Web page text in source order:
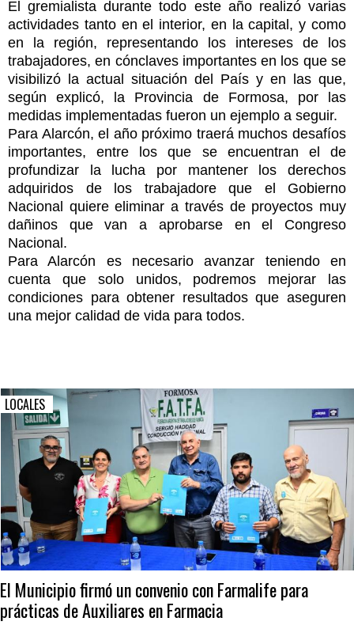
El gremialista durante todo este año realizó varias
actividades tanto en el interior, en la capital, y como
en la región, representando los intereses de los
trabajadores, en cónclaves importantes en los que se
visibilizó la actual situación del País y en las que,
según explicó, la Provincia de Formosa, por las
medidas implementadas fueron un ejemplo a seguir.
Para Alarcón, el año próximo traerá muchos desafíos
importantes, entre los que se encuentran el de
profundizar la lucha por mantener los derechos
adquiridos de los trabajadore que el Gobierno
Nacional quiere eliminar a través de proyectos muy
dañinos que van a aprobarse en el Congreso
Nacional.
Para Alarcón es necesario avanzar teniendo en
cuenta que solo unidos, podremos mejorar las
condiciones para obtener resultados que aseguren
una mejor calidad de vida para todos.
LOCALES
El Municipio firmó un convenio con Farmalife para
prácticas de Auxiliares en Farmacia